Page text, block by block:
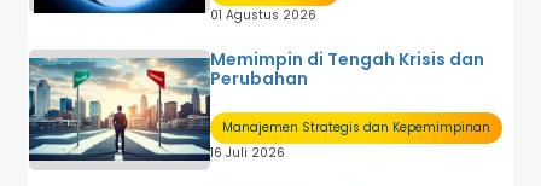
01 Agustus 2026
Memimpin di Tengah Krisis dan
Perubahan
Manajemen Strategis dan Kepemimpinan
16 Juli 2026